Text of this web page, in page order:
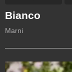
Bianco
Marni